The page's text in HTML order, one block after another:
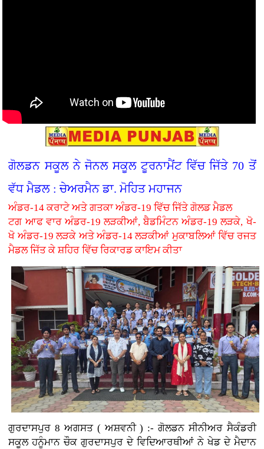
ਗੋਲਡਨ ਸਕੂਲ ਨੇ ਜੋਨਲ ਸਕੂਲ ਟੂਰਨਾਮੈਂਟ ਵਿੱਚ ਜਿੱਤੇ 70 ਤੋਂ
ਵੱਧ ਮੈਡਲ : ਚੇਅਰਮੈਨ ਡਾ. ਮੋਹਿਤ ਮਹਾਜਨ
ਅੰਡਰ-14 ਕਰਾਟੇ ਅਤੇ ਗਤਕਾ ਅੰਡਰ-19 ਵਿੱਚ ਜਿੱਤੇ ਗੋਲਡ ਮੈਡਲ
ਟਗ ਆਫ ਵਾਰ ਅੰਡਰ-19 ਲੜਕੀਆਂ, ਬੈਡਮਿੰਟਨ ਅੰਡਰ-19 ਲੜਕੇ, ਖੋ-
ਖੋ ਅੰਡਰ-19 ਲੜਕੇ ਅਤੇ ਅੰਡਰ-14 ਲੜਕੀਆਂ ਮੁਕਾਬਲਿਆਂ ਵਿੱਚ ਰਜਤ
ਮੈਡਲ ਜਿੱਤ ਕੇ ਸ਼ਹਿਰ ਵਿੱਚ ਰਿਕਾਰਡ ਕਾਇਮ ਕੀਤਾ
ਗੁਰਦਾਸਪੁਰ 8 ਅਗਸਤ ( ਅਸ਼ਵਨੀ ) :- ਗੋਲਡਨ ਸੀਨੀਅਰ ਸੈਕੰਡਰੀ
ਸਕੂਲ ਹਨੂੰਮਾਨ ਚੌਕ ਗੁਰਦਾਸਪੁਰ ਦੇ ਵਿਦਿਆਰਥੀਆਂ ਨੇ ਖੇਡ ਦੇ ਮੈਦਾਨ